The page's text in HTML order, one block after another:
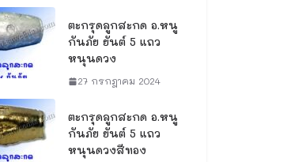
ตะกรุดลูกสะกด อ.หนู
กันภัย ยันต์ 5 แถว
หนุนดวง
27 กรกฎาคม 2024
ตะกรุดลูกสะกด อ.หนู
กันภัย ยันต์ 5 แถว
หนุนดวงสีทอง